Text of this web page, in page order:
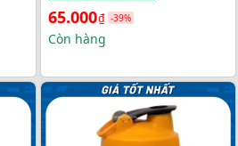
Giá
gốc
107.000₫.
65.000₫
Giá
hiện
là:
65.000₫.
-39%
Còn hàng